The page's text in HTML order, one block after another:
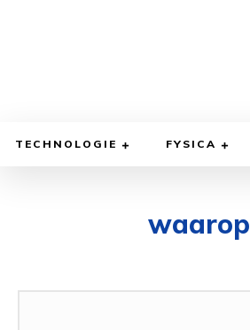
TECHNOLOGIE FYSICA
waarop